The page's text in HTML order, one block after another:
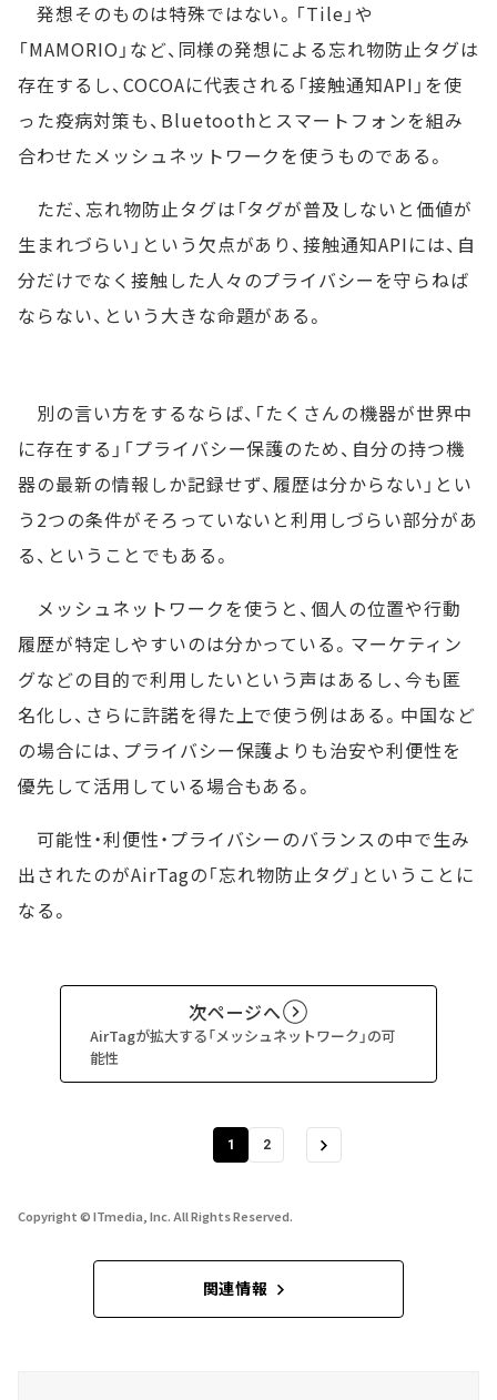
発想そのものは特殊ではない。「Tile」や
「MAMORIO」など、同様の発想による忘れ物防止タグは
存在するし、COCOAに代表される「接触通知API」を使
った疫病対策も、Bluetoothとスマートフォンを組み
合わせたメッシュネットワークを使うものである。
ただ、忘れ物防止タグは「タグが普及しないと価値が
生まれづらい」という欠点があり、接触通知APIには、自
分だけでなく接触した人々のプライバシーを守らねば
ならない、という大きな命題がある。
別の言い方をするならば、「たくさんの機器が世界中
に存在する」「プライバシー保護のため、自分の持つ機
器の最新の情報しか記録せず、履歴は分からない」とい
う2つの条件がそろっていないと利用しづらい部分があ
る、ということでもある。
メッシュネットワークを使うと、個人の位置や行動
履歴が特定しやすいのは分かっている。マーケティン
グなどの目的で利用したいという声はあるし、今も匿
名化し、さらに許諾を得た上で使う例はある。中国など
の場合には、プライバシー保護よりも治安や利便性を
優先して活用している場合もある。
可能性・利便性・プライバシーのバランスの中で生み
出されたのがAirTagの「忘れ物防止タグ」ということに
なる。
次ページへ
AirTagが拡大する「メッシュネットワーク」の可
能性
1 2
Copyright © ITmedia, Inc. All Rights Reserved.
関連情報